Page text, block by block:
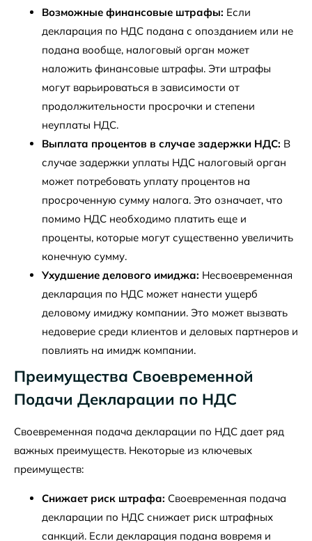
Возможные финансовые штрафы: Если
декларация по НДС подана с опозданием или не
подана вообще, налоговый орган может
наложить финансовые штрафы. Эти штрафы
могут варьироваться в зависимости от
продолжительности просрочки и степени
неуплаты НДС.
Выплата процентов в случае задержки НДС: В
случае задержки уплаты НДС налоговый орган
может потребовать уплату процентов на
просроченную сумму налога. Это означает, что
помимо НДС необходимо платить еще и
проценты, которые могут существенно увеличить
конечную сумму.
Ухудшение делового имиджа: Несвоевременная
декларация по НДС может нанести ущерб
деловому имиджу компании. Это может вызвать
недоверие среди клиентов и деловых партнеров и
повлиять на имидж компании.
Преимущества Своевременной
Подачи Декларации по НДС
Своевременная подача декларации по НДС дает ряд
важных преимуществ. Некоторые из ключевых
преимуществ:
Снижает риск штрафа: Своевременная подача
декларации по НДС снижает риск штрафных
санкций. Если декларация подана вовремя и